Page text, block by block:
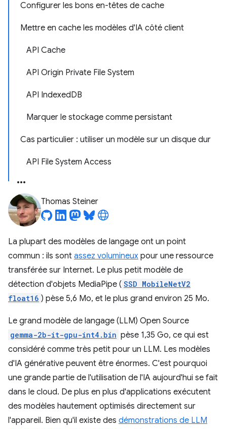
Configurer les bons en-têtes de cache
Mettre en cache les modèles d'IA côté client
API Cache
API Origin Private File System
API IndexedDB
Marquer le stockage comme persistant
Cas particulier : utiliser un modèle sur un disque dur
API File System Access
Thomas Steiner
La plupart des modèles de langage ont un point
commun : ils sont assez volumineux pour une ressource
transférée sur Internet. Le plus petit modèle de
détection d'objets MediaPipe ( SSD MobileNetV2
float16 ) pèse 5,6 Mo, et le plus grand environ 25 Mo.
Le grand modèle de langage (LLM) Open Source
gemma-2b-it-gpu-int4.bin pèse 1,35 Go, ce qui est
considéré comme très petit pour un LLM. Les modèles
d'IA générative peuvent être énormes. C'est pourquoi
une grande partie de l'utilisation de l'IA aujourd'hui se fait
dans le cloud. De plus en plus d'applications exécutent
des modèles hautement optimisés directement sur
l'appareil. Bien qu'il existe des démonstrations de LLM